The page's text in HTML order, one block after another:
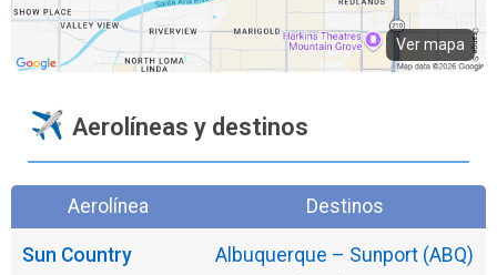
Ver mapa
Aerolíneas y destinos
Aerolínea Destinos
Sun Country
Albuquerque – Sunport (ABQ)